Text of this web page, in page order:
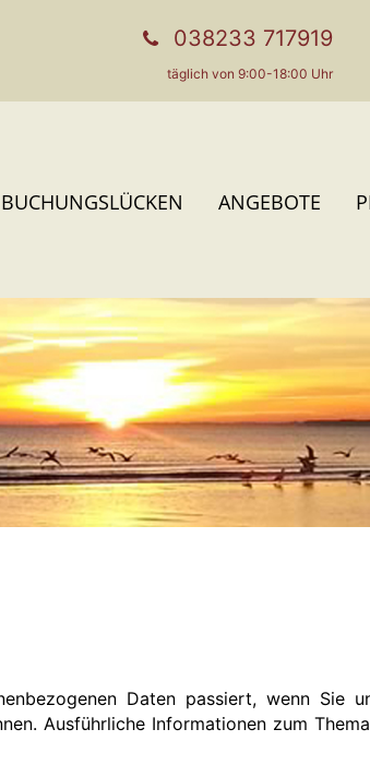
038233 717919
täglich von 9:00-18:00 Uhr
BUCHUNGSLÜCKEN ANGEBOTE
Daten passiert, wenn Sie
Ausführliche Informationen zum